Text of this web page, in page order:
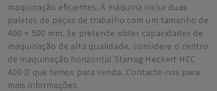
maquinação eficientes. A máquina inclui duas
paletes de peças de trabalho com um tamanho de
400 × 500 mm. Se pretende obter capacidades de
maquinação de alta qualidade, considere o centro
de maquinação horizontal Starrag Heckert HEC
400 D que temos para venda. Contacte-nos para
mais informações.